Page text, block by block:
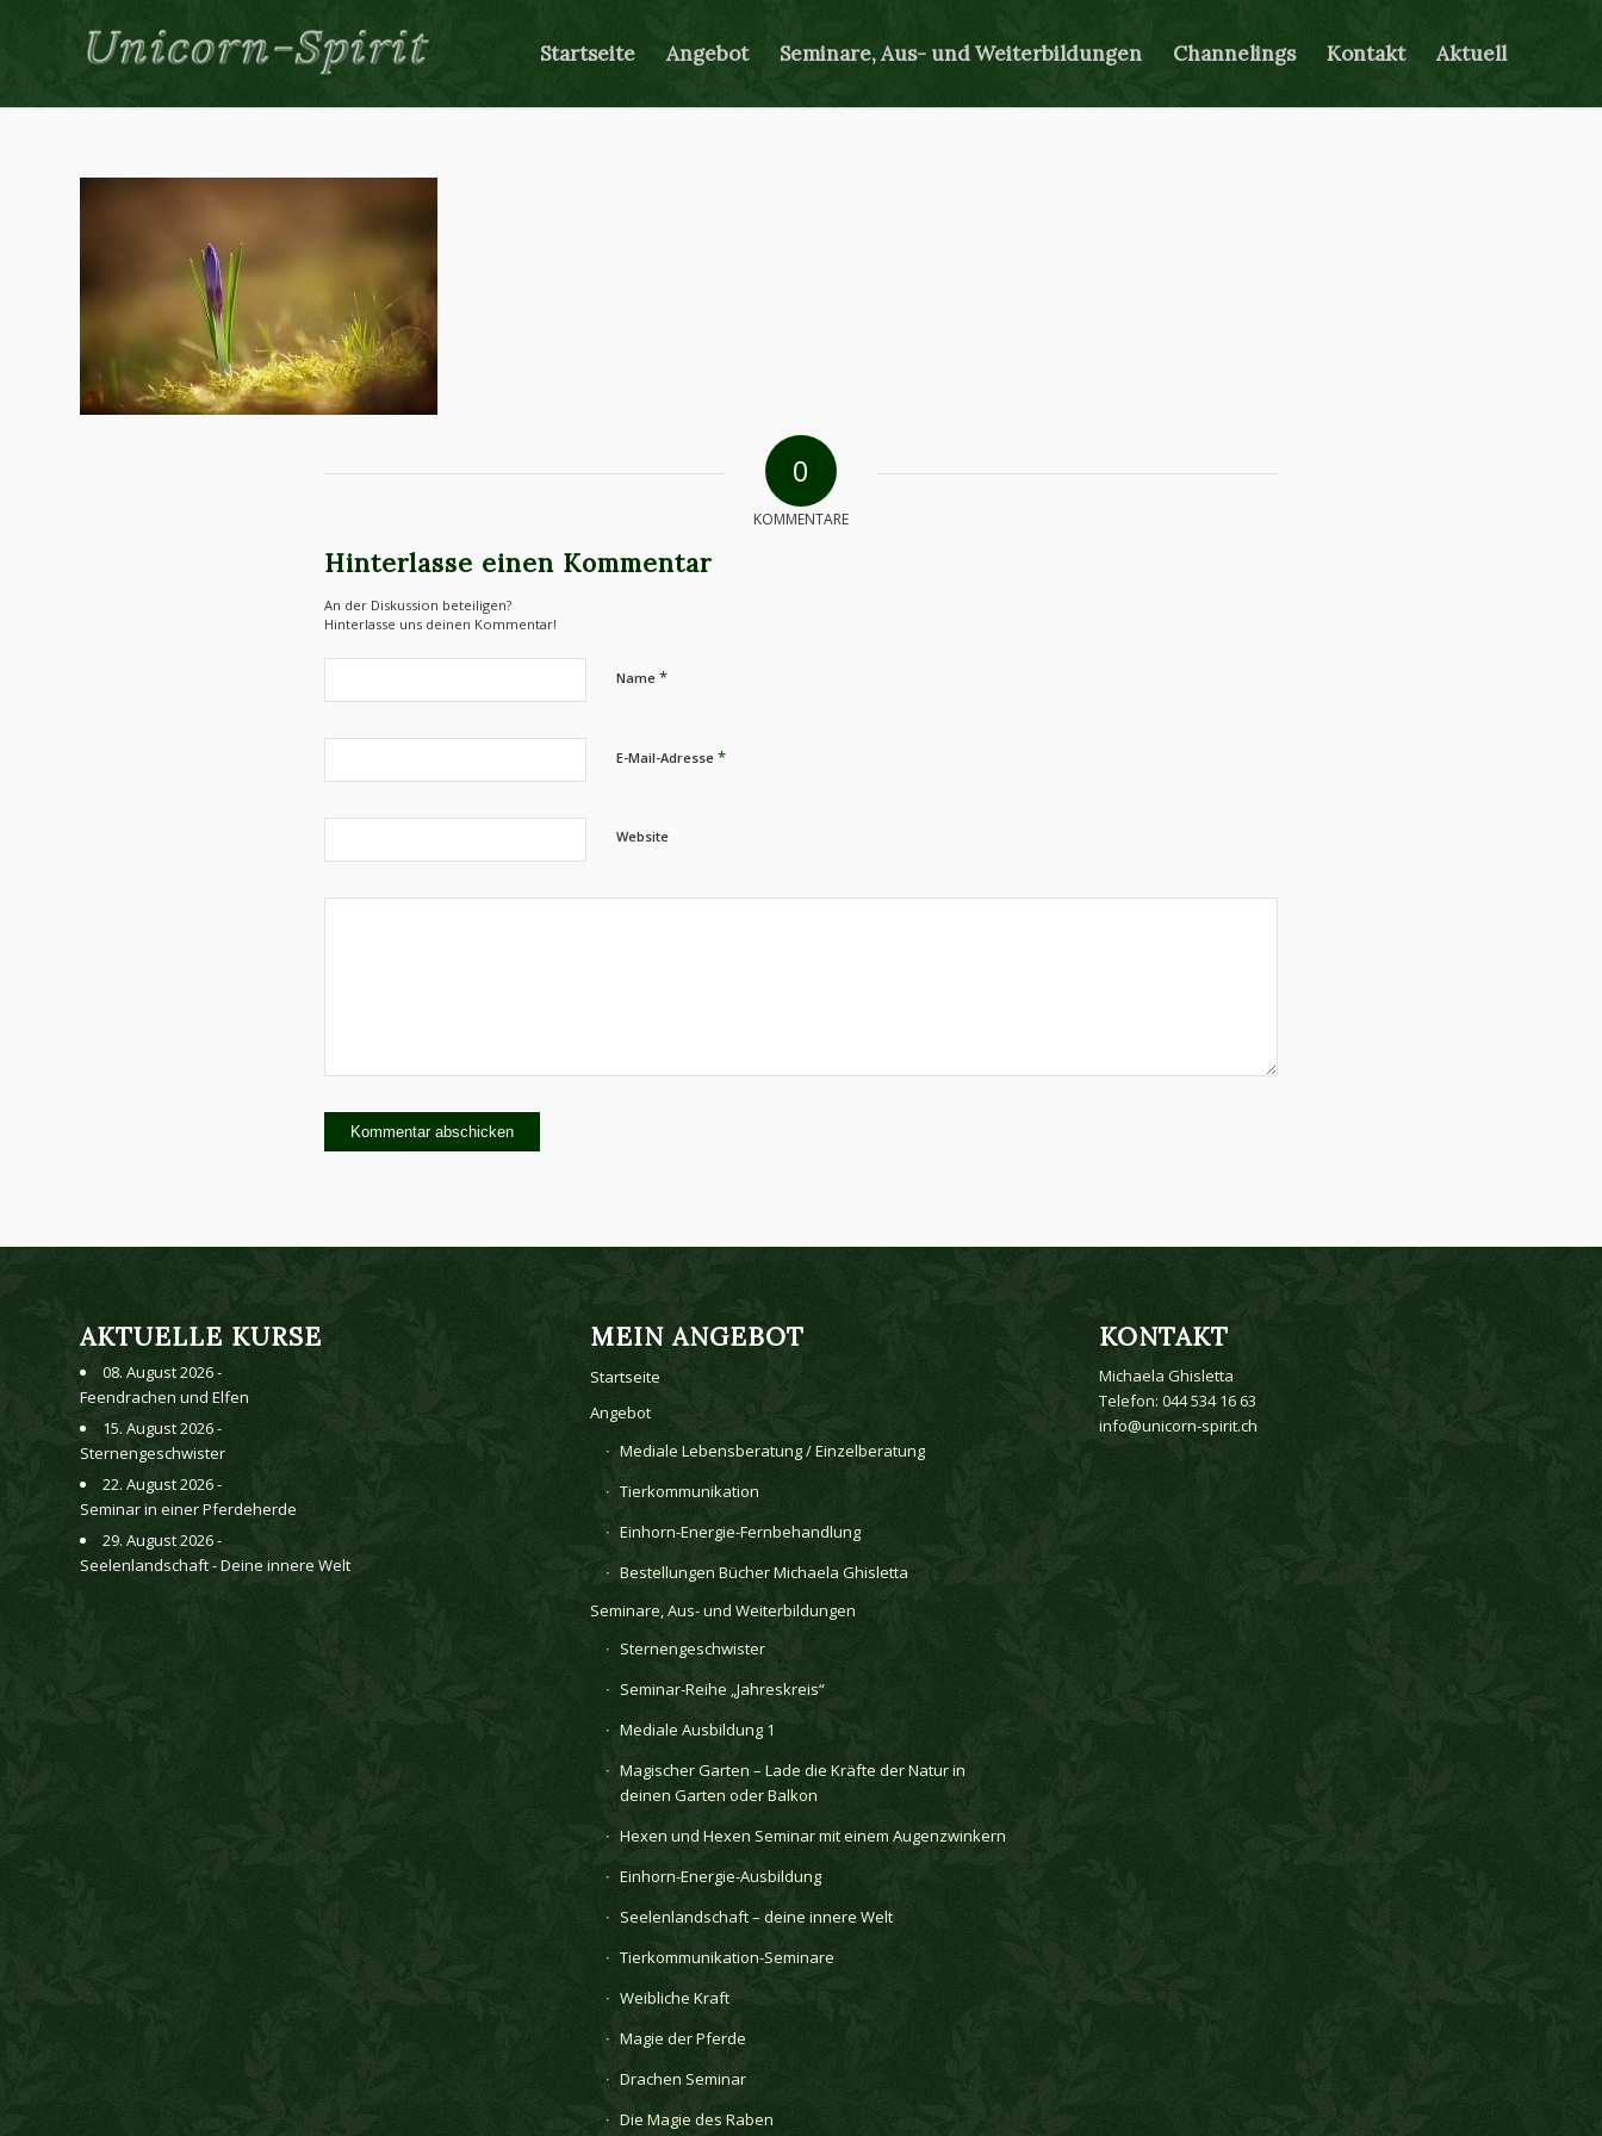
Startseite Angebot Seminare, Aus- und Weiterbildungen Channelings Kontakt Aktuell
0
KOMMENTARE
Hinterlasse einen Kommentar
An der Diskussion beteiligen?
Hinterlasse uns deinen Kommentar!
Name *
E-Mail-Adresse *
Website
AKTUELLE KURSE
08. August 2026 -
Feendrachen und Elfen
15. August 2026 -
Sternengeschwister
22. August 2026 -
Seminar in einer Pferdeherde
29. August 2026 -
Seelenlandschaft - Deine innere Welt
MEIN ANGEBOT
Startseite
Angebot
Mediale Lebensberatung / Einzelberatung
Tierkommunikation
Einhorn-Energie-Fernbehandlung
Bestellungen Bücher Michaela Ghisletta
Seminare, Aus- und Weiterbildungen
Sternengeschwister
Seminar-Reihe „Jahreskreis“
Mediale Ausbildung 1
Magischer Garten – Lade die Kräfte der Natur in
deinen Garten oder Balkon
Hexen und Hexen Seminar mit einem Augenzwinkern
Einhorn-Energie-Ausbildung
Seelenlandschaft – deine innere Welt
Tierkommunikation-Seminare
Weibliche Kraft
Magie der Pferde
Drachen Seminar
Die Magie des Raben
KONTAKT
Michaela Ghisletta
Telefon: 044 534 16 63
info@unicorn-spirit.ch